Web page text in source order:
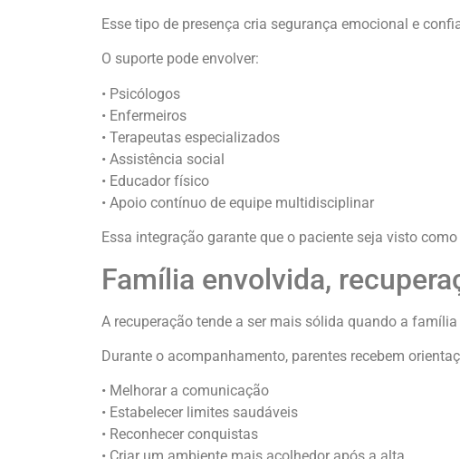
Esse tipo de presença cria segurança emocional e
O suporte pode envolver:
• Psicólogos
• Enfermeiros
• Terapeutas especializados
• Assistência social
• Educador físico
• Apoio contínuo de equipe multidisciplinar
Essa integração garante que o paciente seja visto
Família envolvida,
A recuperação tende a ser mais sólida quando a
Durante o acompanhamento, parentes recebem
• Melhorar a comunicação
• Estabelecer limites saudáveis
• Reconhecer conquistas